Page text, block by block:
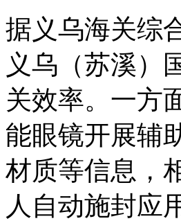
据义乌海关综
义乌（苏溪）
关效率。一方
能眼镜开展辅
材质等信息，
人自动施封应